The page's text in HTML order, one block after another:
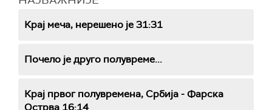
Крај меча, нерешено је 31:31
Почело је друго полувреме...
Крај првог полувремена, Србија - Фарска
Острва 16:14